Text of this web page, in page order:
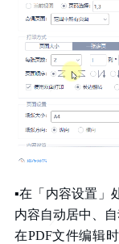
▪在「内容设置」
内容自动居中、自
在PDF文件编辑